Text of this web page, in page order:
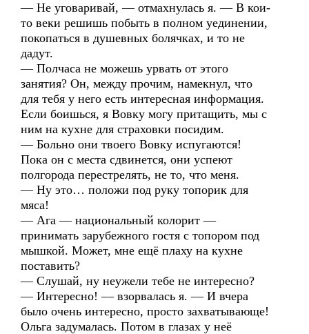
— Не уговаривай, — отмахнулась я. — В кои-
то веки решишь побыть в полном уединении,
покопаться в душевных болячках, и то не
дадут.
— Полчаса не можешь урвать от этого
занятия? Он, между прочим, намекнул, что
для тебя у него есть интересная информация.
Если боишься, я Вовку могу притащить, мы с
ним на кухне для страховки посидим.
— Больно они твоего Вовку испугаются!
Пока он с места сдвинется, они успеют
полгорода перестрелять, не то, что меня.
— Ну это… положи под руку топорик для
мяса!
— Ага — национальный колорит —
принимать зарубежного гостя с топором под
мышкой. Может, мне ещё плаху на кухне
поставить?
— Слушай, ну неужели тебе не интересно?
— Интересно! — взорвалась я. — И вчера
было очень интересно, просто захватывающе!
Ольга задумалась. Потом в глазах у неё